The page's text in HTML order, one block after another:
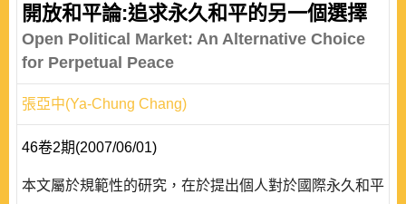
開放和平論:追求永久和平的另一個選擇
Open Political Market: An Alternative Choice
for Perpetual Peace
張亞中(Ya-Chung Chang)
46卷2期(2007/06/01)
本文屬於規範性的研究，在於提出個人對於國際永久和平